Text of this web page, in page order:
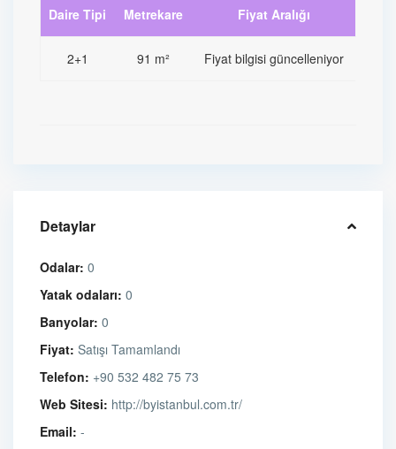
Daire Tipi Metrekare Fiyat Aralığı
2+1 91 m² Fiyat bilgisi güncelleniyor
Detaylar
Odalar: 0
Yatak odaları: 0
Banyolar: 0
Fiyat: Satışı Tamamlandı
Telefon: +90 532 482 75 73
Web Sitesi: http://byistanbul.com.tr/
Email: -